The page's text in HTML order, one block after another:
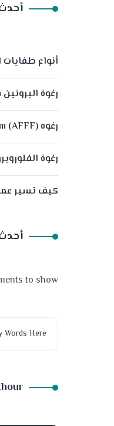
أنواع
رغوة البروتين Protein foam
رغوه (Aqueous Film Forming Foam (AFFF
رغوة
كيف تسير
to show.